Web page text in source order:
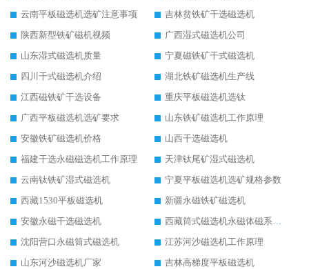
云南平板磁选机选矿注意事项
吉林贫铁矿干选磁选机
陕西新型铁矿磁机视频
广西湿式磁选机公司
山东湿式磁选机质量
宁夏磁铁矿干式磁选机
四川干式磁选机介绍
湖北铁矿磁选机生产线
江西磁铁矿干选设备
重庆平板磁选机选钛
广西平板磁选机选矿要求
山东铁矿磁选机工作原理
安徽铁矿磁选机价格
山西干选磁选机
福建干选永磁磁选机工作原理
天津钛尾矿湿式磁选机
云南钛铁矿湿式磁选机
宁夏平板磁选机选矿规格参数
西藏1530平板磁选机
新疆永磁铁矿磁选机
安徽永磁干选磁选机
西藏筒式磁选机永磁体磁系设计
沈阳营口永磁筒式磁选机
江苏河沙磁选机工作原理
山东河沙磁选机厂家
吉林高梯度平板磁选机